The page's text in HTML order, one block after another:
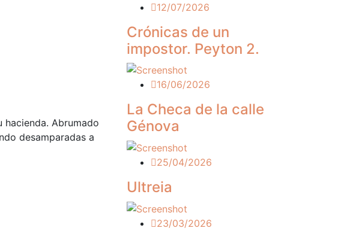
hacienda. Abrumado
desamparadas a
12/07/2026
Crónicas de un
impostor. Peyton 2.
16/06/2026
La Checa de la calle
Génova
25/04/2026
Ultreia
23/03/2026